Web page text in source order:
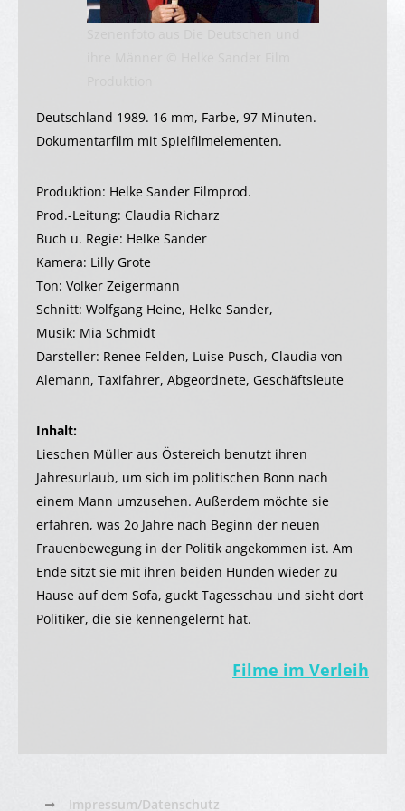
Deutschland 1989. 16 mm, Farbe, 97 Minuten.
Dokumentarfilm mit Spielfilmelementen.
Produktion: Helke Sander Filmprod.
Prod.-Leitung: Claudia Richarz
Buch u. Regie: Helke Sander
Kamera: Lilly Grote
Ton: Volker Zeigermann
Schnitt: Wolfgang Heine, Helke Sander,
Musik: Mia Schmidt
Darsteller: Renee Felden, Luise Pusch, Claudia von
Alemann, Taxifahrer, Abgeordnete, Geschäftsleute
Inhalt:
Lieschen Müller aus Östereich benutzt ihren
Jahresurlaub, um sich im politischen Bonn nach
einem Mann umzusehen. Außerdem möchte sie
erfahren, was 2o Jahre nach Beginn der neuen
Frauenbewegung in der Politik angekommen ist. Am
Ende sitzt sie mit ihren beiden Hunden wieder zu
Hause auf dem Sofa, guckt Tagesschau und sieht dort
Politiker, die sie kennengelernt hat.
Filme im Verleih
Impressum/Datenschutz